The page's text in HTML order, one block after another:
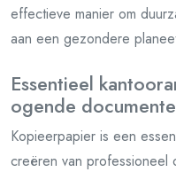
effectieve manier om
aan een gezondere
Essentieel
ogende
Kopieerpapier is een
creëren van